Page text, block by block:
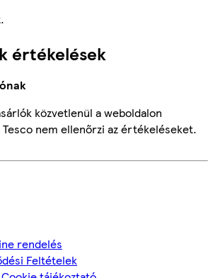
értékelések
közvetlenül a weboldalon
nem ellenőrzi az értékeléseket.
rendelés
Feltételek